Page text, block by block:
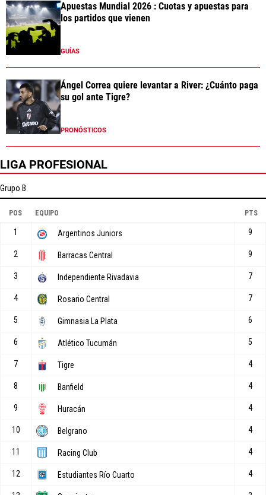
Apuestas Mundial 2026 : Cuotas y apuestas para
los partidos que vienen
GUÍAS
Ángel Correa quiere levantar a River: ¿Cuánto paga
su gol ante Tigre?
PRONÓSTICOS
LIGA PROFESIONAL